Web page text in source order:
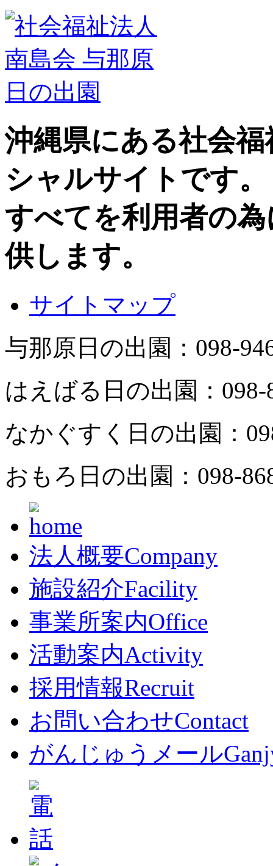
沖縄県にある社会
シャルサイトです。
すべてを利用者の
供します。
サイトマップ
与那原日の出園： 098-
はえばる日の出園： 098-
なかぐすく日の出園：
おもろ日の出園： 098-
法人概要Company
施設紹介Facility
事業所案内Office
活動案内Activity
採用情報Recruit
お問い合わせContact
がんじゅうメール